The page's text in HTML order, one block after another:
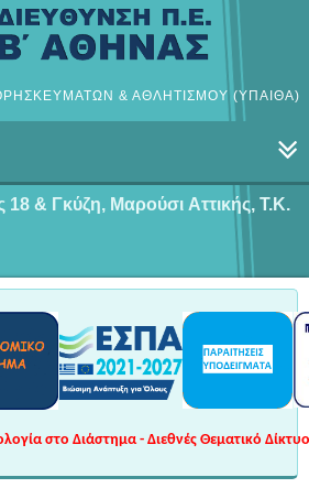
& ΑΘΛΗΤΙΣΜΟΥ (ΥΠΑΙΘΑ)
18 & Γκύζη, Μαρούσι Αττικής, Τ.Κ.
στο Διάστημα - Διεθνές Θεματικό